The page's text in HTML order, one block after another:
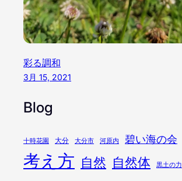
彩る調和
3月 15, 2021
Blog
十時花園 大分 大分市 河原内 碧い海の会
考え方 自然 自然体 黒土の力